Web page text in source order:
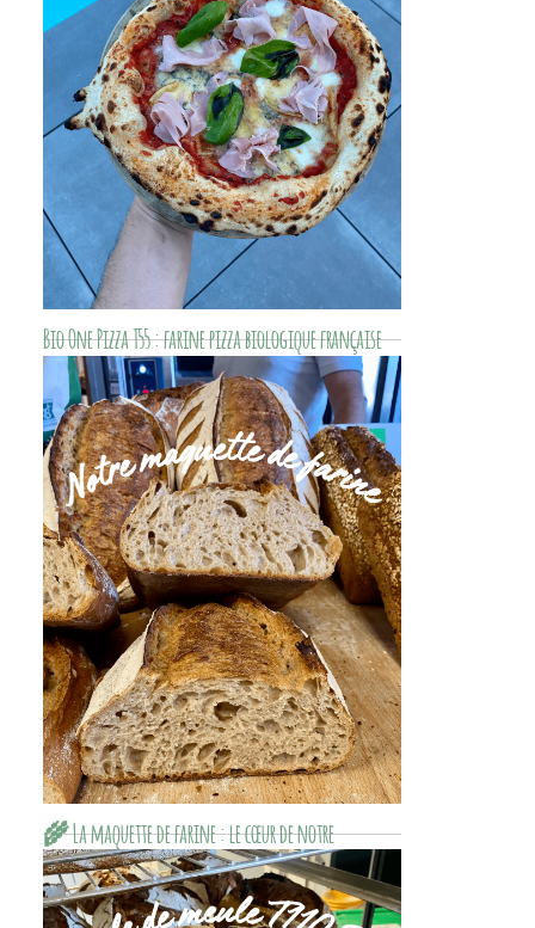
Bio One Pizza T55 : farine pizza biologique française
pour pizzaiolos exigeants
La Bio One Pizza T55 est une farine pizza bio
française issue de blés locaux de Bourgogne-
Franche-Comté et de la Drôme. Avec 12,5 à
13 % de protéines et un W de 290 à 320, elle
offre extensibilité, élasticité et excellente
tenue en fermentation longue ou au levain.
Une farine locale, régulière et performante,
pensée pour les pizzaiolos exigeants à la
recherche d’origine française et de qualité.
🌾 La maquette de farine : le cœur de notre
régularité
Maquette de farine Decollogne : assemblage
de blés bio et farines de meule régulières